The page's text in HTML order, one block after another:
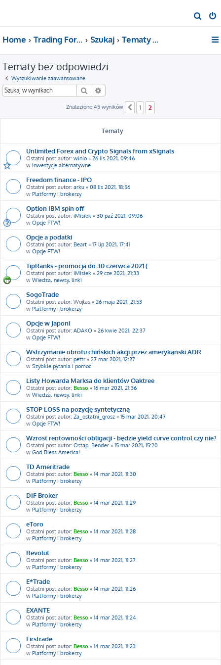
z
Home Trading For a Living Szukaj Tematy bez odpowiedzi
Tematy bez odpowiedzi
Wyszukiwanie zaawansowane
Szukaj
Znaleziono 45 wyników Poprzednia
1 2
Tematy
Unlimited Forex and Crypto Signals from xSignals
Ostatni post autor: winio « 26 lis 2021, 09:46
w Inwestycje alternatywne
Freedom finance - IPO
Ostatni post autor: arku « 08 lis 2021, 18:56
w Platformy i brokerzy
Option IBM spin off
Ostatni post autor: iMisiek « 30 paź 2021, 09:06
w Opcje FTW!
Opcje a podatki
Ostatni post autor: Beart « 17 lip 2021, 17:41
w Opcje FTW!
TipRanks - promocja do 30 czerwca 2021 (
Ostatni post autor: iMisiek « 29 cze 2021, 21:33
w Wiedza, newsy, linki
SogoTrade
Ostatni post autor: Wojtas « 26 maja 2021, 21:53
w Platformy i brokerzy
Opcje w Japoni
Ostatni post autor: ADAKO « 26 kwie 2021, 22:37
w Opcje FTW!
Wstrzymanie obrotu chińskich akcji przez amerykąnski ADR
Ostatni post autor: pettr « 27 mar 2021, 12:27
w Szybkie pytania i pomoc
Listy Howarda Marksa do klientów Oaktree
Ostatni post autor: Besso « 16 mar 2021, 21:36
w Wiedza, newsy, linki
STOP LOSS na pozycję syntetyczną
Ostatni post autor: Za_ostatni_grosz « 15 mar 2021, 20:47
w Opcje FTW!
Wzrost rentowności obligacji - będzie yield curve control czy nie?
Ostatni post autor: Ostap_Bender « 15 mar 2021, 15:20
w God Bless America!
TD Ameritrade
Ostatni post autor: Besso « 14 mar 2021, 11:30
w Platformy i brokerzy
DIF Broker
Ostatni post autor: Besso « 14 mar 2021, 11:29
w Platformy i brokerzy
eToro
Ostatni post autor: Besso « 14 mar 2021, 11:28
w Platformy i brokerzy
Revolut
Ostatni post autor: Besso « 14 mar 2021, 11:27
w Platformy i brokerzy
E*Trade
Ostatni post autor: Besso « 14 mar 2021, 11:26
w Platformy i brokerzy
EXANTE
Ostatni post autor: Besso « 14 mar 2021, 11:24
w Platformy i brokerzy
Firstrade
Ostatni post autor: Besso « 14 mar 2021, 11:23
w Platformy i brokerzy